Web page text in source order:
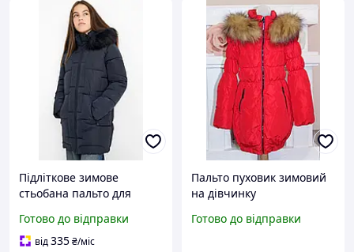
Підліткове зимове
стьобана пальто для
Темно-синє (26051670C)
Готово до відправки
від335₴/міс
Пальто пуховик зимовий
на дівчинку
Готово до відправки